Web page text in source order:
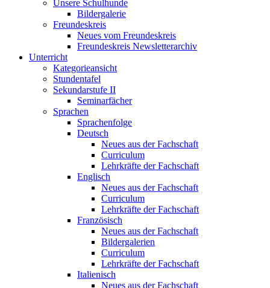
Unsere Schulhunde
Bildergalerie
Freundeskreis
Neues vom Freundeskreis
Freundeskreis Newsletterarchiv
Unterricht
Kategorieansicht
Stundentafel
Sekundarstufe II
Seminarfächer
Sprachen
Sprachenfolge
Deutsch
Neues aus der Fachschaft
Curriculum
Lehrkräfte der Fachschaft
Englisch
Neues aus der Fachschaft
Curriculum
Lehrkräfte der Fachschaft
Französisch
Neues aus der Fachschaft
Bildergalerien
Curriculum
Lehrkräfte der Fachschaft
Italienisch
Neues aus der Fachschaft